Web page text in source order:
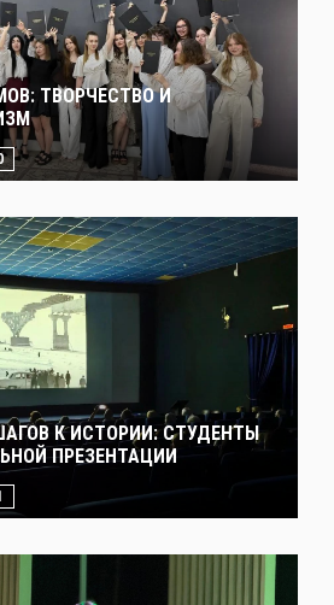
ТВОРЧЕСТВО И
К ИСТОРИИ: СТУДЕНТЫ
ПРЕЗЕНТАЦИИ